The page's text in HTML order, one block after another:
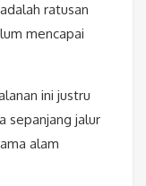
ratusan
mencapai
ini justru
sepanjang jalur
alam